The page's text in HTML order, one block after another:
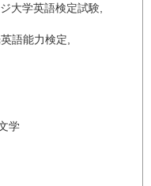
大学英語検定試験
語能力検定
学